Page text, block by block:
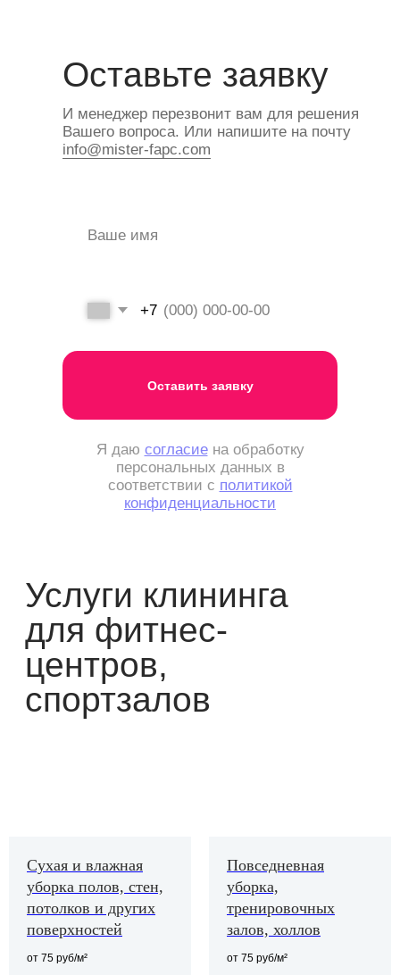
Сухая и влажная
уборка полов, стен,
потолков и других
поверхностей
от 75 руб/м²
Повседневная
уборка,
тренировочных
залов, холлов
от 75 руб/м²